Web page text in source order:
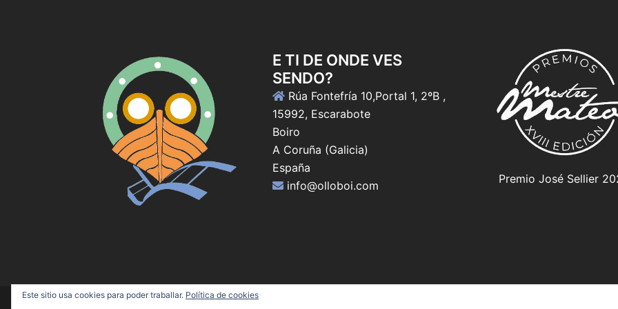
E TI DE ONDE VES
SENDO?
Rúa Fontefría 10,Portal 1, 2ºB ,
15992, Escarabote
Boiro
A Coruña (Galicia)
España
info@olloboi.com
Premio José Sellier
Este sitio usa cookies para poder traballar. Política de cookies